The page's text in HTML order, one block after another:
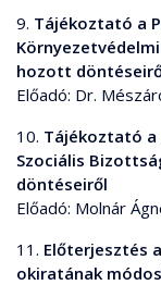
9. Tájékoztató a
hozott
Előadó: Dr.
10. Tájékoztató a
Szociális
döntéseiről
Előadó: Molnár
11. Előterjesztés
okiratának